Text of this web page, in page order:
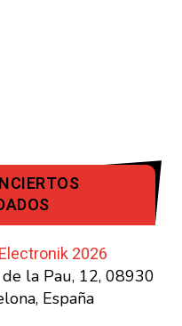
2026
la Pau, 12, 08930
España